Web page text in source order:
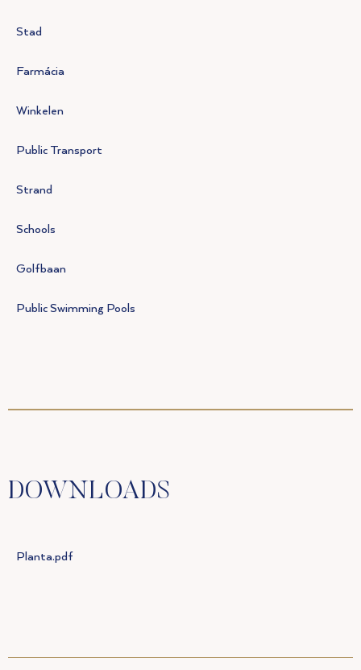
Stad
Farmácia
Winkelen
Public Transport
Strand
Schools
Golfbaan
Public Swimming Pools
DOWNLOADS
Planta.pdf